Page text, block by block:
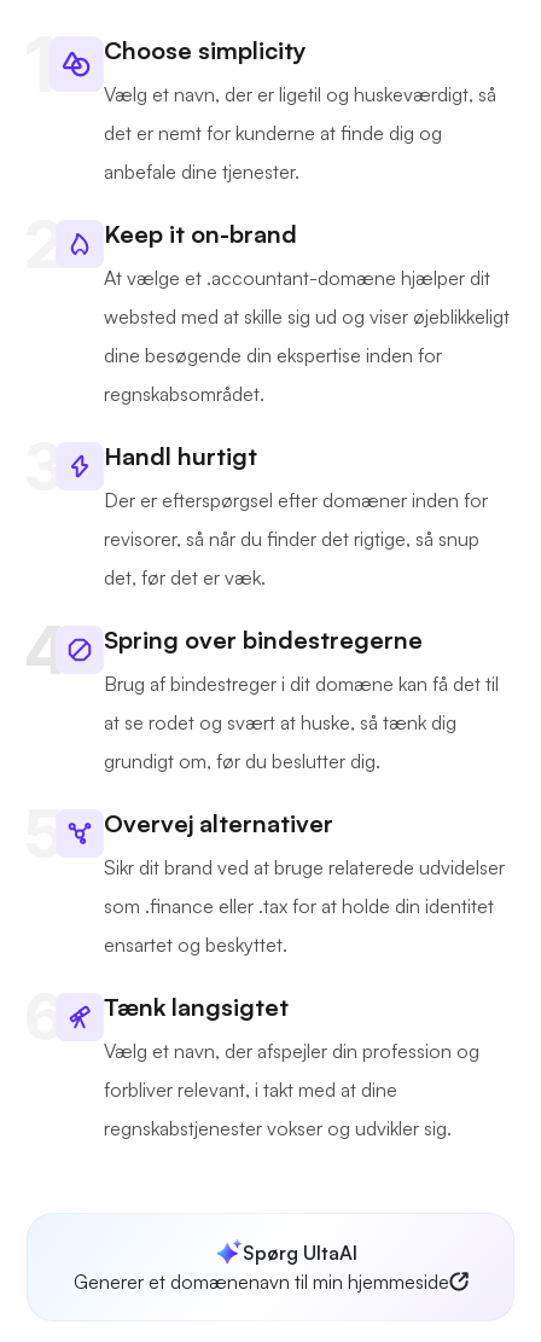
Choose simplicity
Vælg et navn, der er ligetil og huskeværdigt, så
det er nemt for kunderne at finde dig og
anbefale dine tjenester.
Keep it on-brand
At vælge et .accountant-domæne hjælper dit
websted med at skille sig ud og viser øjeblikkeligt
dine besøgende din ekspertise inden for
regnskabsområdet.
Handl hurtigt
Der er efterspørgsel efter domæner inden for
revisorer, så når du finder det rigtige, så snup
det, før det er væk.
Spring over bindestregerne
Brug af bindestreger i dit domæne kan få det til
at se rodet og svært at huske, så tænk dig
grundigt om, før du beslutter dig.
Overvej alternativer
Sikr dit brand ved at bruge relaterede udvidelser
som .finance eller .tax for at holde din identitet
ensartet og beskyttet.
Tænk langsigtet
Vælg et navn, der afspejler din profession og
forbliver relevant, i takt med at dine
regnskabstjenester vokser og udvikler sig.
Spørg UltaAI
Generer et domænenavn til min hjemmeside